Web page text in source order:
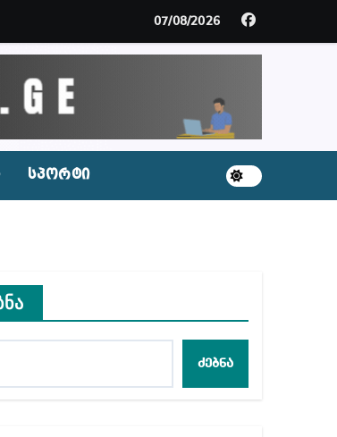
კუპატაძე ნანუკა ჟორჟოლიანს
მოთავსება, საერთაშორისო
ცხენის ხორცი შეჰქონდათ
ჩვენი ეროვნული იდენტობის
რეკომენდაციები
სისხლის სამართლის საქმემდე
07/08/2026
სპორტი
ძებნა